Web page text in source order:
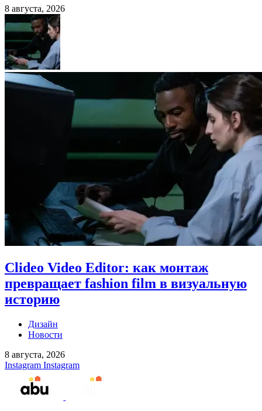
8 августа, 2026
Clideo Video Editor: как монтаж
превращает fashion film в визуальную
историю
Дизайн
Новости
8 августа, 2026
Instagram Instagram